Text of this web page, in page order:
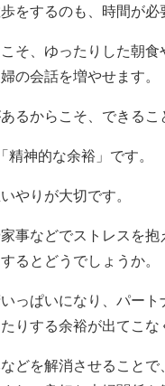
をするのも、時間が必
そ、ゆったりした朝食
の会話を増やせます。
るからこそ、できるこ
精神的な余裕」です。
やりが大切です。
事などでストレスを抱
るとどうでしょうか。
っぱいになり、パート
りする余裕が出てこな
どを解消させることで